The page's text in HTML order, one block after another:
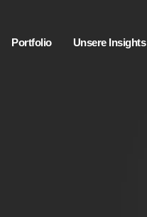
Portfolio Unsere Insights